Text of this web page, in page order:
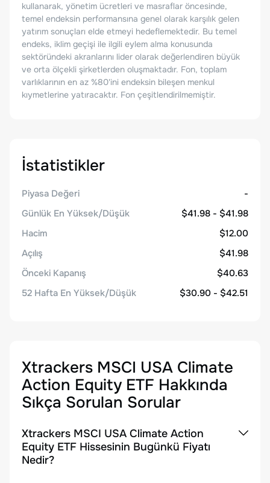
kullanarak, yönetim ücretleri ve masraflar öncesinde,
temel endeksin performansına genel olarak karşılık gelen
yatırım sonuçları elde etmeyi hedeflemektedir. Bu temel
endeks, iklim geçişi ile ilgili eylem alma konusunda
sektöründeki akranlarını lider olarak değerlendiren büyük
ve orta ölçekli şirketlerden oluşmaktadır. Fon, toplam
varlıklarının en az %80'ini endeksin bileşen menkul
kıymetlerine yatıracaktır. Fon çeşitlendirilmemiştir.
İstatistikler
Piyasa Değeri
-
Günlük En Yüksek/Düşük
$41.98 - $41.98
Hacim
$12.00
Açılış
$41.98
Önceki Kapanış
$40.63
52 Hafta En Yüksek/Düşük
$30.90 - $42.51
Xtrackers MSCI USA Climate
Action Equity ETF Hakkında
Sıkça Sorulan Sorular
Xtrackers MSCI USA Climate Action
Equity ETF Hissesinin Bugünkü Fiyatı
Nedir?